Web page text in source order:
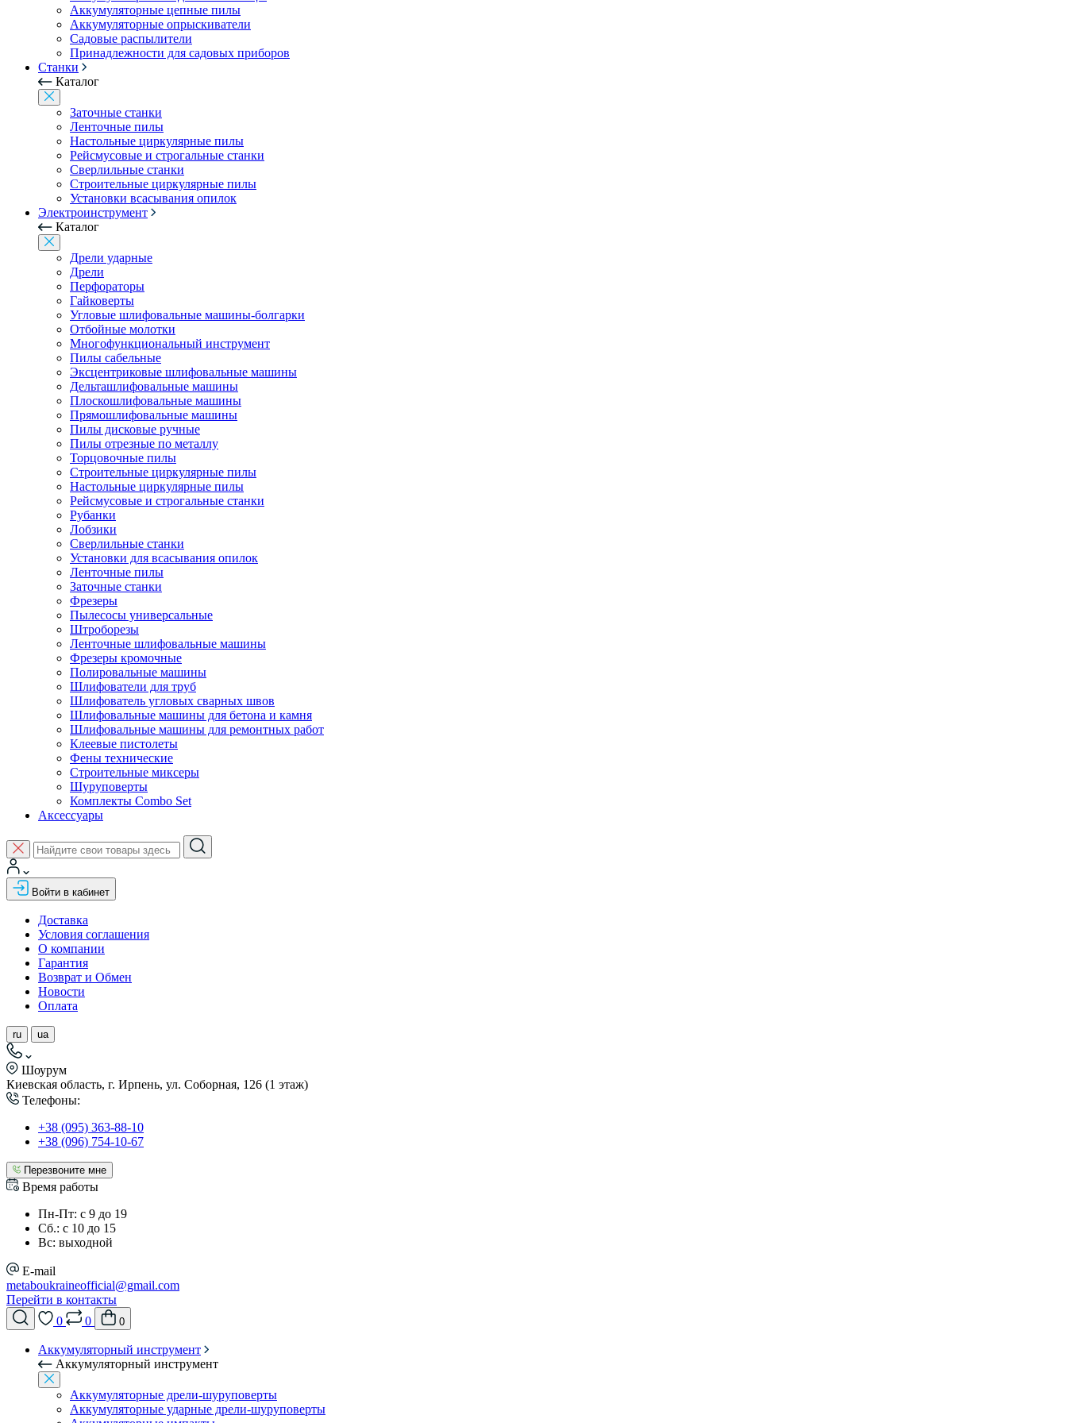
Аккумуляторные цепные пилы
Аккумуляторные опрыскиватели
Садовые распылители
Принадлежности для садовых приборов
Станки
Каталог
Заточные станки
Ленточные пилы
Настольные циркулярные пилы
Рейсмусовые и строгальные станки
Сверлильные станки
Строительные циркулярные пилы
Установки всасывания опилок
Электроинструмент
Каталог
Дрели ударные
Дрели
Перфораторы
Гайковерты
Угловые шлифовальные машины-болгарки
Отбойные молотки
Многофункциональный инструмент
Пилы сабельные
Эксцентриковые шлифовальные машины
Дельташлифовальные машины
Плоскошлифовальные машины
Прямошлифовальные машины
Пилы дисковые ручные
Пилы отрезные по металлу
Торцовочные пилы
Строительные циркулярные пилы
Настольные циркулярные пилы
Рейсмусовые и строгальные станки
Рубанки
Лобзики
Сверлильные станки
Установки для всасывания опилок
Ленточные пилы
Заточные станки
Фрезеры
Пылесосы универсальные
Штроборезы
Ленточные шлифовальные машины
Фрезеры кромочные
Полировальные машины
Шлифователи для труб
Шлифователь угловых сварных швов
Шлифовальные машины для бетона и камня
Шлифовальные машины для ремонтных работ
Клеевые пистолеты
Фены технические
Строительные миксеры
Шуруповерты
Комплекты Combo Set
Аксессуары
Войти в кабинет
Доставка
Условия соглашения
О компании
Гарантия
Возврат и Обмен
Новости
Оплата
ru ua
Шоурум
Киевская область, г. Ирпень, ул. Соборная, 126 (1 этаж)
Телефоны:
+38 (095) 363-88-10
+38 (096) 754-10-67
Перезвоните мне
Время работы
Пн-Пт: с 9 до 19
Сб.: с 10 до 15
Вс: выходной
E-mail
metaboukraineofficial@gmail.com
Перейти в контакты
0
0 0
Аккумуляторный инструмент
Аккумуляторный инструмент
Аккумуляторные дрели-шуруповерты
Аккумуляторные ударные дрели-шуруповерты